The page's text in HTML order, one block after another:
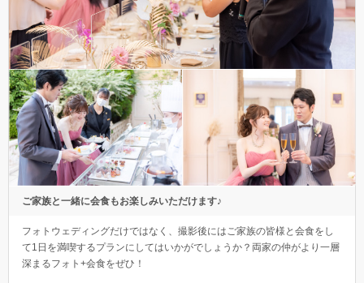
ご家族と一緒に会食もお楽しみいただけます♪
フォトウェディングだけではなく、撮影後にはご家族の皆様と会食をし
て1日を満喫するプランにしてはいかがでしょうか？両家の仲がより一層
深まるフォト+会食をぜひ！